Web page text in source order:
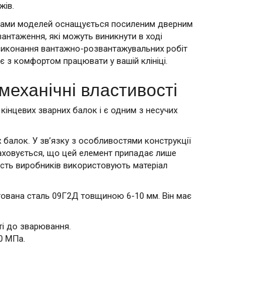
моделей оснащується посиленим дверним
які можуть виникнути в ході
вантажно-розвантажувальних робіт
комфортом працювати у вашій клініці.
властивості
зварних балок і є одним з несучих
У зв’язку з особливостями конструкції
що цей елемент припадає лише
виробників використовують матеріал
сталь 09Г2Д товщиною 6-10 мм. Він має
до зварювання.
МПа.